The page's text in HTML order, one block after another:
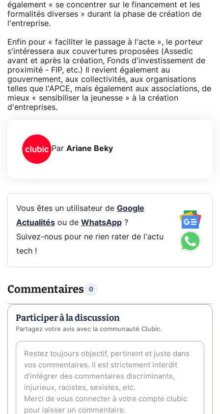
également « se concentrer sur le financement et les
formalités diverses » durant la phase de création de
l'entreprise.
Enfin pour « faciliter le passage à l'acte », le porteur
s'intéressera aux couvertures proposées (Assedic
avant et après la création, Fonds d'investissement de
proximité - FIP, etc.) Il revient également au
gouvernement, aux collectivités, aux organisations
telles que l'APCE, mais également aux associations, de
mieux « sensibiliser la jeunesse » à la création
d'entreprises.
Par Ariane Beky
Vous êtes un utilisateur de Google
Actualitésou de WhatsApp?
Suivez-nous pour ne rien rater de l'actu
tech !
Commentaires 0
Participer à la discussion
Partagez votre avis avec la communauté Clubic.